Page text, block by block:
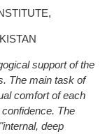
support of the
The main task of
comfort of each
The
deep